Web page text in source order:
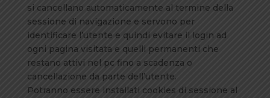
si cancellano automaticamente al termine della
sessione di navigazione e servono per
identificare l’utente e quindi evitare il login ad
ogni pagina visitata e quelli permanenti che
restano attivi nel pc fino a scadenza o
cancellazione da parte dell’utente.
Potranno essere installati cookies di sessione al